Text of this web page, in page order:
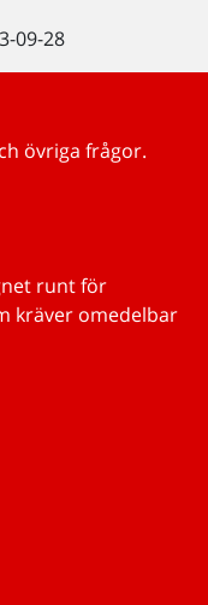
09-28
övriga frågor.
runt för
kräver omedelbar